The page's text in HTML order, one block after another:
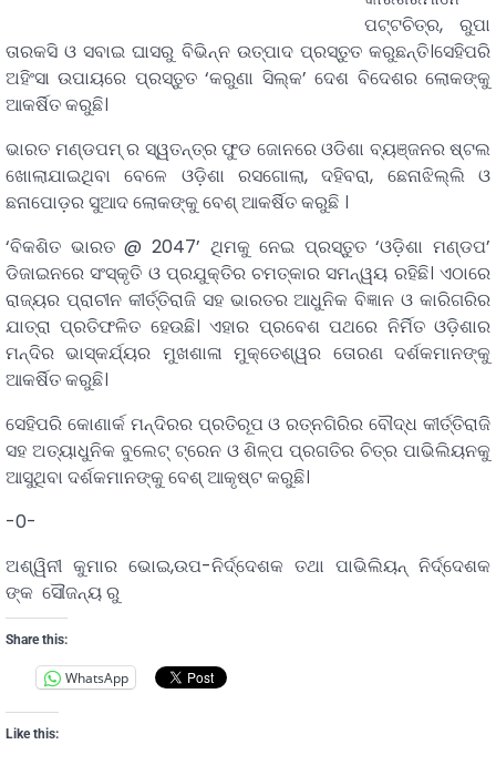
ପଟ୍ଟଚିତ୍ର, ରୁପା
ତାରକସି ଓ ସବାଇ ଘାସରୁ ବିଭିନ୍ନ ଉତ୍ପାଦ ପ୍ରସ୍ତୁତ କରୁଛନ୍ତି।ସେହିପରି
ଅହିଂସା ଉପାୟରେ ପ୍ରସ୍ତୁତ ‘କରୁଣା ସିଲ୍କ’ ଦେଶ ବିଦେଶର ଲୋକଙ୍କୁ
ଆକର୍ଷିତ କରୁଛି।
ଭାରତ ମଣ୍ଡପମ୍ ର ସ୍ୱତନ୍ତ୍ର ଫୁଡ ଜୋନରେ ଓଡିଶା ବ୍ୟଞ୍ଜନର ଷ୍ଟଲ
ଖୋଲାଯାଇଥିବା ବେଳେ ଓଡ଼ିଶା ରସଗୋଲା, ଦହିବରା, ଛେନାଝିଲ୍ଲି ଓ
ଛନାପୋଡ଼ର ସୁଆଦ ଲୋକଙ୍କୁ ବେଶ୍ ଆକର୍ଷିତ କରୁଛି ।
‘ବିକଶିତ ଭାରତ @ 2047’ ଥିମକୁ ନେଇ ପ୍ରସ୍ତୁତ ‘ଓଡ଼ିଶା ମଣ୍ଡପ’
ଡିଜାଇନରେ ସଂସ୍କୃତି ଓ ପ୍ରଯୁକ୍ତିର ଚମତ୍କାର ସମନ୍ୱୟ ରହିଛି। ଏଠାରେ
ରାଜ୍ୟର ପ୍ରାଚୀନ କୀର୍ତ୍ତିରାଜି ସହ ଭାରତର ଆଧୁନିକ ବିଜ୍ଞାନ ଓ କାରିଗରିର
ଯାତ୍ରା ପ୍ରତିଫଳିତ ହେଉଛି। ଏହାର ପ୍ରବେଶ ପଥରେ ନିର୍ମିତ ଓଡ଼ିଶାର
ମନ୍ଦିର ଭାସ୍କର୍ଯ୍ୟର ମୁଖଶାଳା ମୁକ୍ତେଶ୍ୱର ତୋରଣ ଦର୍ଶକମାନଙ୍କୁ
ଆକର୍ଷିତ କରୁଛି।
ସେହିପରି କୋଣାର୍କ ମନ୍ଦିରର ପ୍ରତିରୂପ ଓ ରତ୍ନଗିରିର ବୌଦ୍ଧ କୀର୍ତ୍ତିରାଜି
ସହ ଅତ୍ୟାଧୁନିକ ବୁଲେଟ୍ ଟ୍ରେନ ଓ ଶିଳ୍ପ ପ୍ରଗତିର ଚିତ୍ର ପାଭିଲିୟନକୁ
ଆସୁଥିବା ଦର୍ଶକମାନଙ୍କୁ ବେଶ୍ ଆକୃଷ୍ଟ କରୁଛି।
-0-
ଅଶ୍ୱିନୀ କୁମାର ଭୋଇ,ଉପ-ନିର୍ଦ୍ଦେଶକ ତଥା ପାଭିଲିୟନ୍ ନିର୍ଦ୍ଦେଶକ
ଙ୍କ ସୌଜନ୍ୟ ରୁ
Share this:
WhatsApp
Like this: